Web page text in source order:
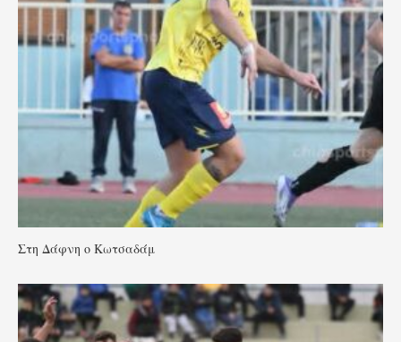
Στη Δάφνη ο Κωτσαδάμ